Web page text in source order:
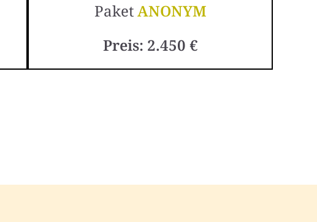
PaketANONYM
Preis: 2.450 €